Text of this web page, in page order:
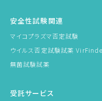
安全性試験関連
マイコプラズマ否定試験
ウイルス否定試験試薬
無菌試験試薬
受託サービス